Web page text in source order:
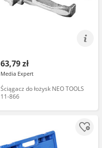
63,79 zł
Media Expert
Ściągacz do łożysk NEO TOOLS
11-866